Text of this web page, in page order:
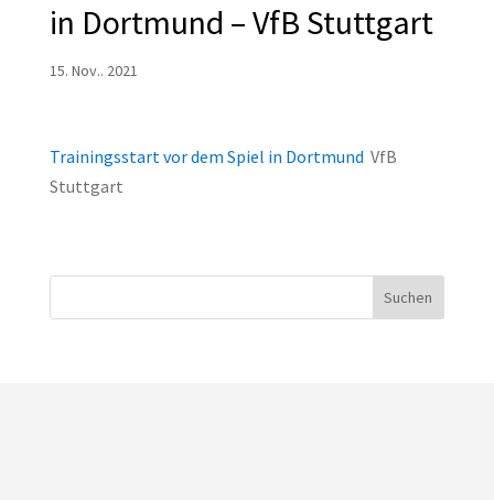
in Dortmund – VfB Stuttgart
15. Nov.. 2021
Trainingsstart vor dem Spiel in Dortmund VfB
Stuttgart
Suchen